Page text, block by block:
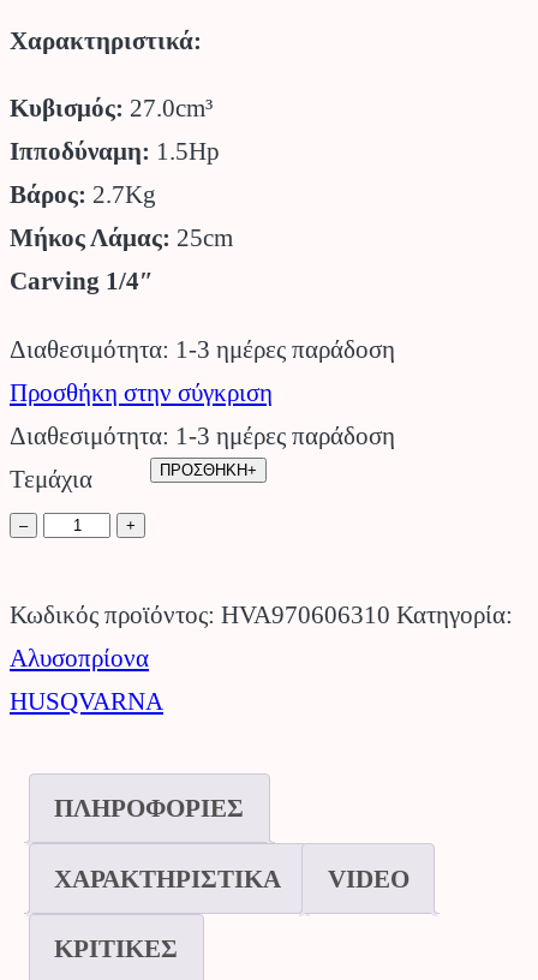
Χαρακτηριστικά:
Κυβισμός: 27.0cm³
Ιπποδύναμη: 1.5Hp
Βάρος: 2.7Kg
Μήκος Λάμας: 25cm
Carving 1/4″
Διαθεσιμότητα: 1-3 ημέρες παράδοση
Προσθήκη στην σύγκριση
Διαθεσιμότητα: 1-3 ημέρες παράδοση
Τεμάχια
–
Αλυσοπρίονο
Carving
HUSQVARNA.
ποσότητα
+
ΠΡΟΣΘΗΚΗ+
Κωδικός προϊόντος: HVA970606310 Κατηγορία:
Αλυσοπρίονα
HUSQVARNA
ΠΛΗΡΟΦΟΡΙΕΣ
ΧΑΡΑΚΤΗΡΙΣΤΙΚΑ VIDEO
ΚΡΙΤΙΚΕΣ